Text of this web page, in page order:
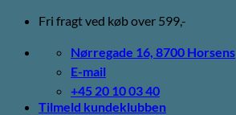
Fortsæt
indhold
Fri fragt ved køb over 599,-
Nørregade 16, 8700 Horsens
E-mail
+45 20 10 03 40
Tilmeld kundeklubben